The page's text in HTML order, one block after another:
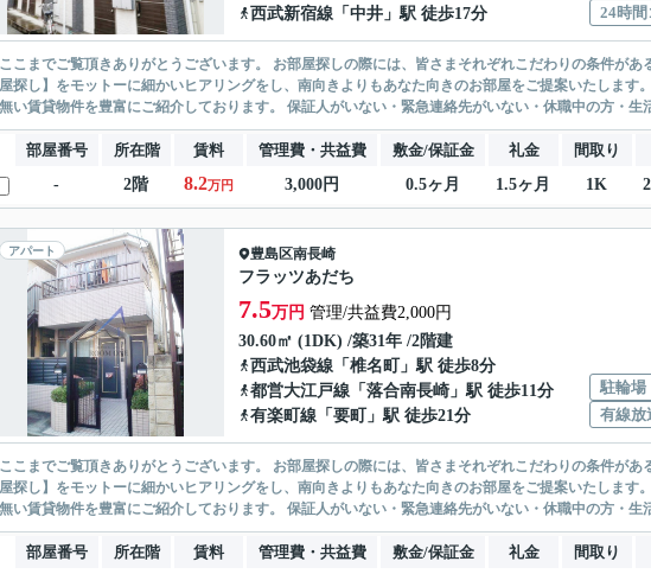
西武新宿線 「 中井 」駅 徒歩17分
24時
ここまでご覧頂きありがとうございます。 お部屋探しの際には、皆さまそれぞれこだわりの条件があると思いますが、当社では【あなたに１番のお部
屋探し】をモットーに細かいヒアリングをし、南向きよりもあなた向きのお部屋をご提案いたします。 シングル物件からファミリー物件まで、他には
無い賃貸物件を豊富にご紹介しております。 保証人がいない・緊急連絡先がいない・休
部屋番号 所在階 賃料 管理費・共益費 敷金/保証金 礼金 間取り
-
2階 8.2万円 3,000円 0.5ヶ月 1.5ヶ月 1K
アパート 豊島区南長崎
フラッツあだち
7.5万円 管理/共益費2,000円
30.60㎡ (1DK) /築31年 /2階建
西武池袋線 「 椎名町
」駅 徒歩8分
都営大江戸線 「 落合南長崎 」駅 徒歩11分
有楽町線 「 要町 」駅 徒歩21分
駐輪場
有線放
ここまでご覧頂きありがとうございます。 お部屋探しの際には、皆さまそれぞれこだわりの条件があると思いますが、当社では【あなたに１番のお部
屋探し】をモットーに細かいヒアリングをし、南向きよりもあなた向きのお部屋をご提案いたします。 シングル物件からファミリー物件まで、他には
無い賃貸物件を豊富にご紹介しております。 保証人がいない・緊急連絡先がいない・休
部屋番号 所在階 賃料 管理費・共益費 敷金/保証金 礼金 間取り